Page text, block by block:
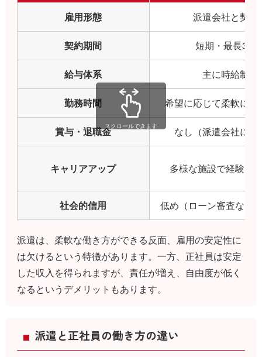
雇用形態 派遣会社と契約
契約期間 短期・最長3年
給与体系 主に時給制
勤務時間 希望に応じて柔軟に調
賞与・退職金 なし（派遣会社によ
キャリアアップ 多様な施設で経験を
社会的信用 低め（ローン審査など
スクロールできます
派遣は、柔軟な働き方ができる反面、雇用の安定性に
は欠けるという特徴があります。一方、正社員は安定
した収入を得られますが、責任が増え、自由度が低く
なるというデメリットもあります。
派遣と正社員の働き方の違い